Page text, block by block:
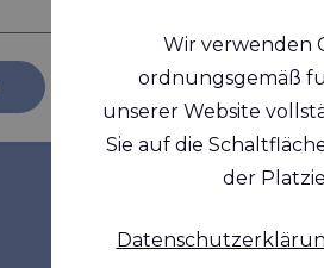
Marktsegmente
Wir verwenden
ordnungsgemäß
unserer Website
Sie auf die
der